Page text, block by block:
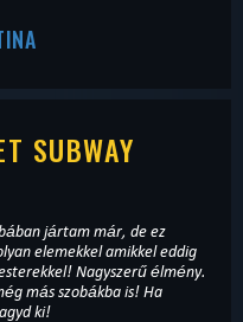
SUBWAY
jártam már, de ez
elemekkel amikkel eddig
más szobákba is! Ha
ki!